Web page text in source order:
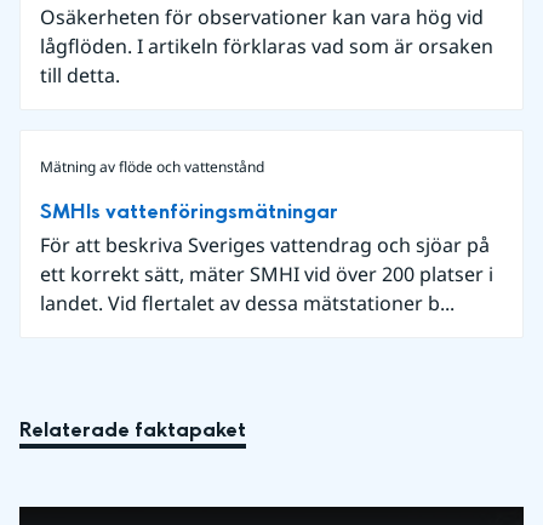
Osäkerheten för observationer kan vara hög vid
lågflöden. I artikeln förklaras vad som är orsaken
till detta.
Mätning av flöde och vattenstånd
SMHIs vattenföringsmätningar
För att beskriva Sveriges vattendrag och sjöar på
ett korrekt sätt, mäter SMHI vid över 200 platser i
landet. Vid flertalet av dessa mätstationer b...
Relaterade faktapaket